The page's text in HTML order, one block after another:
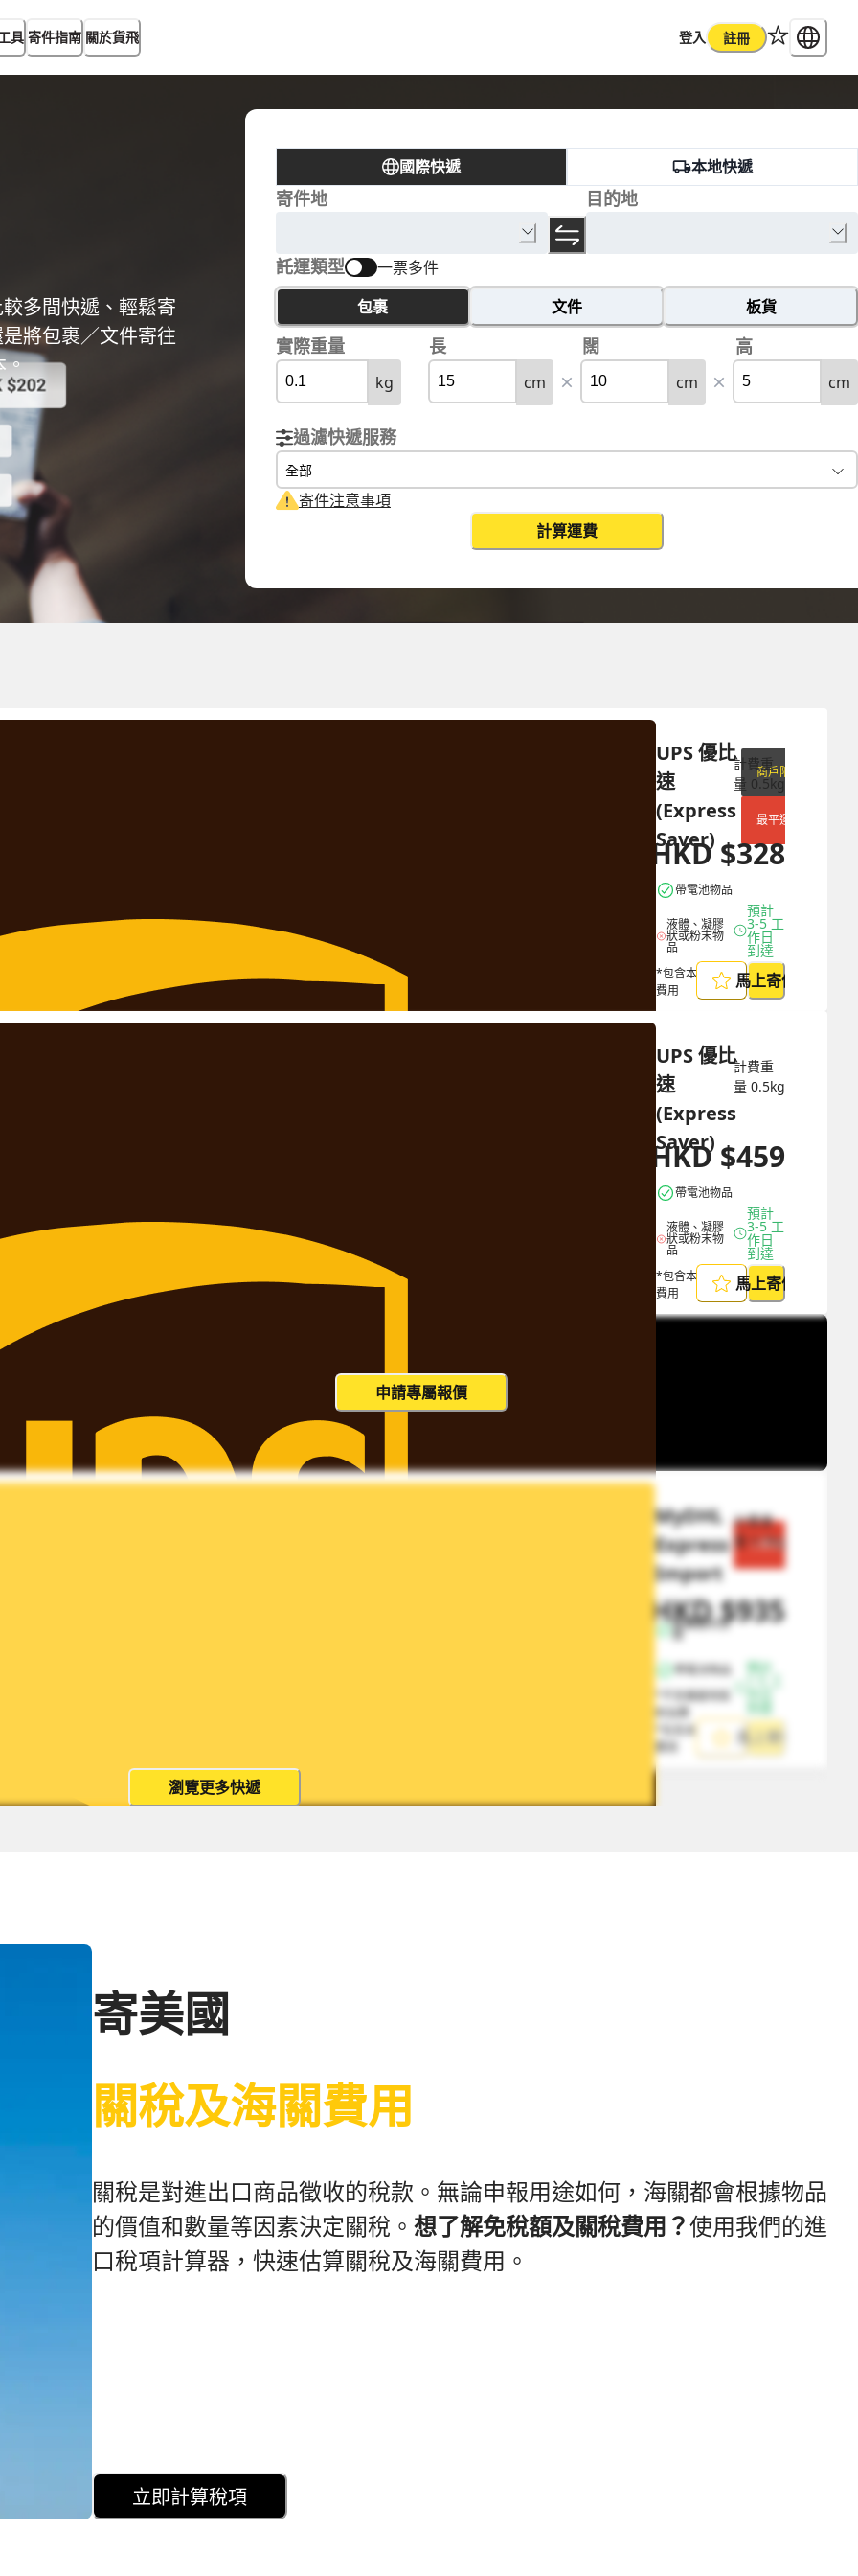
具 寄件指南 關於貨飛 登入 註冊
多間快遞、輕鬆寄
將包裹／文件寄往
。
國際快遞 本地快遞
寄件地 目的地
託運類型 一票多件
包裹 文件 板貨
實際重量 長 闊 高
kg cm cm cm
過濾快遞服務
全部
寄件注意事項
計算運費
UPS 優比
速
(Express
Saver)
商戶限定
最平運費
帶電池物品
液體、凝膠
狀或粉末物
品
*包含本地取件
費用
計費重
量 0.5kg
HKD$328
預計
3-5 工
作日
到達
馬上寄件
UPS 優比
速
(Express
Saver)
帶電池物品
液體、凝膠
狀或粉末物
品
*包含本地取件
費用
計費重
量 0.5kg
HKD$459
預計
3-5 工
作日
到達
馬上寄件
申請專屬報價
MyDHL
Express
Import
節省 $
無偏遠附加
費
帶電池物品
*不含偏遠地區
*包含本地取件
計費重
量
0.5kg
HKD$935
預計
瀏覽更多快遞
寄美國
關稅及海關費用
關稅是對進出口商品徵收的稅款。無論申報用途如何，海關都會根據物品
的價值和數量等因素決定關稅。 想了解免稅額及關稅費用？使用我們的進
口稅項計算器，快速估算關稅及海關費用。
立即計算稅項